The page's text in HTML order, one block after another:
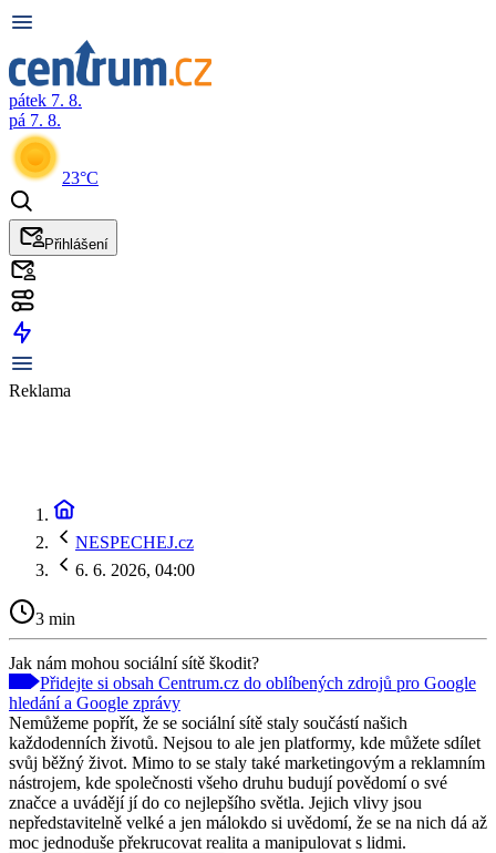
pátek 7. 8.
pá 7. 8.
23°C
Přihlášení
Reklama
NESPECHEJ.cz
6. 6. 2026, 04:00
3 min
Jak nám mohou sociální sítě škodit?
Přidejte si obsah Centrum.cz do oblíbených zdrojů pro Google
hledání a Google zprávy
Nemůžeme popřít, že se sociální sítě staly součástí našich
každodenních životů. Nejsou to ale jen platformy, kde můžete sdílet
svůj běžný život. Mimo to se staly také marketingovým a reklamním
nástrojem, kde společnosti všeho druhu budují povědomí o své
značce a uvádějí jí do co nejlepšího světla. Jejich vlivy jsou
nepředstavitelně velké a jen málokdo si uvědomí, že se na nich dá až
moc jednoduše překrucovat realita a manipulovat s lidmi.